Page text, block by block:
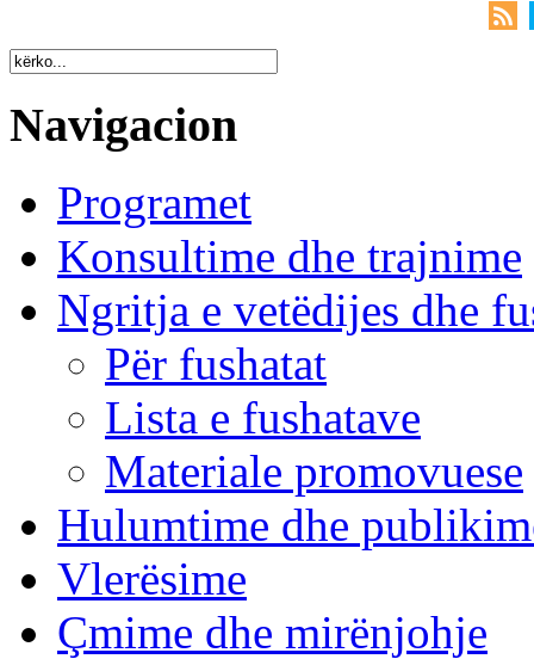
Navigacion
Programet
Konsultime dhe trajnime
Ngritja e vetëdijes dhe
Për fushatat
Lista e fushatave
Materiale promovuese
Hulumtime dhe
Vlerësime
Çmime dhe mirënjohje